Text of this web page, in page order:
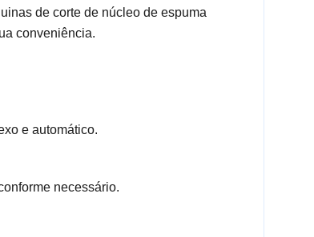
de corte de núcleo de espuma
conveniência.
e automático.
necessário.